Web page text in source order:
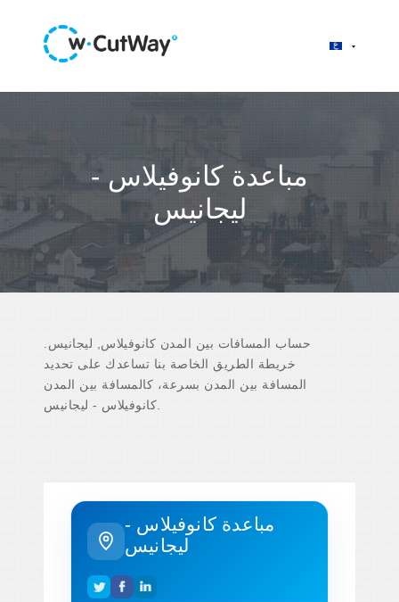
مباعدة كانوفيلاس -
ليجانيس
حساب المسافات بين المدن كانوفيلاس, ليجانيس.
خريطة الطريق الخاصة بنا تساعدك على تحديد
المسافة بين المدن بسرعة، كالمسافة بين المدن
مباعدة كانوفيلاس -
ليجانيس